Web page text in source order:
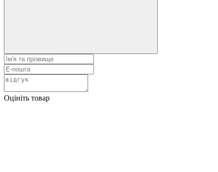
Оцініть товар